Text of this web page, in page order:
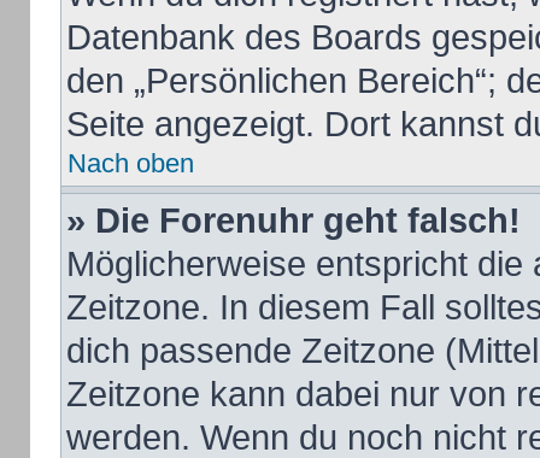
Datenbank des Boards
den „Persönlichen Bereich“;
Seite angezeigt. Dort kannst
Nach oben
» Die Forenuhr geht falsch!
Möglicherweise entspricht
Zeitzone. In diesem Fall
dich passende Zeitzone
Zeitzone kann dabei nur von
werden. Wenn du noch nicht